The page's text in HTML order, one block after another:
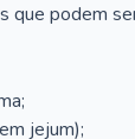
que podem
jejum);